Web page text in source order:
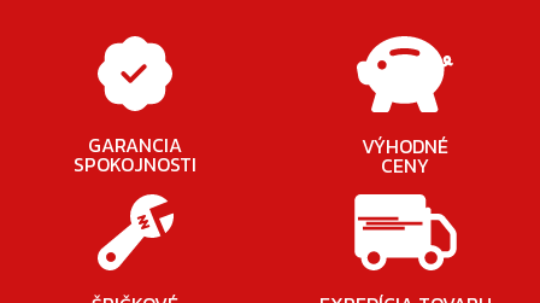
GARANCIA
SPOKOJNOSTI
VÝHODNÉ
CENY